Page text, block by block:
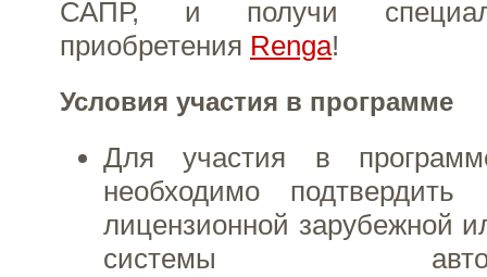
САПР, и получи
приобретения Renga!
Условия участия в программе
Для участия в
необходимо
лицензионной зарубежной
системы